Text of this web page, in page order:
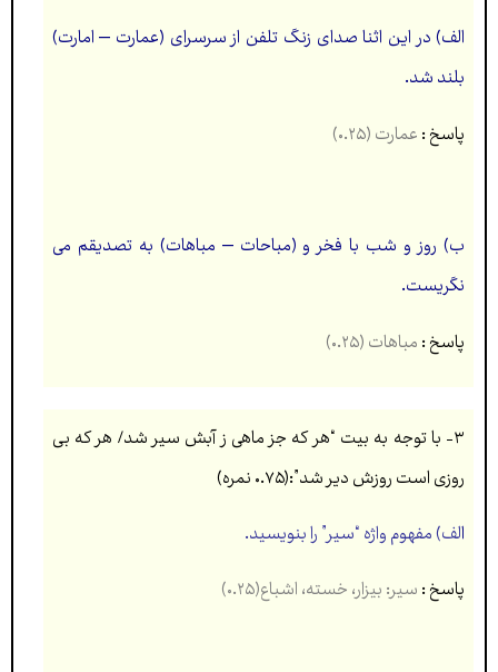
الف) در این اثنا صدای زنگ تلفن از سرسرای (عمارت – امارت)
بلند شد.
پاسخ :عمارت (۰.۲۵)
ب) روز و شب با فخر و (مباحات – مباهات) به تصدیقم می
نگریست.
پاسخ :مباهات (۰.۲۵)
۳- با توجه به بیت “هر كه جز ماهی ز آبش سير شد/ هر كه بی
روزی است روزش دیر شد”:(۰.۷۵ نمره)
الف)مفهوم واژه “سیر” را بنویسید.
پاسخ :سیر: بیزار، خسته، اشباع(۰.۲۵)